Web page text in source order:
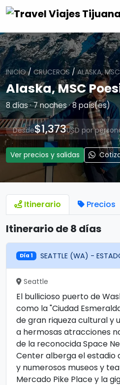
INICIO/ CRUCEROS / ALASKA,
Alaska, MSC
8 días · 7 noches · 8 país(es)
Desde$1,373USD por
Ver precios y salidas
Itinerario Precios
Itinerario de 8 días
Día 1 SEATTLE (WA) -
Seattle
El bullicioso puerto de
como la "Ciudad
de gran riqueza cultural y
a hermosas atracciones
de la reconocida Space
Center alberga el estadio
y numerosos museos y
Mercado Pike Place y la